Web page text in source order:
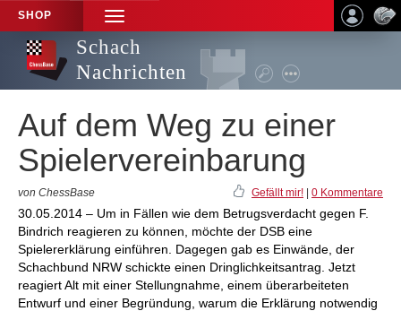
SHOP
TOGGLE
NAVIGATION
Schach
Nachrichten
Auf dem Weg zu einer
Spielervereinbarung
von ChessBase Gefällt mir! 0 Kommentare
30.05.2014 – Um in Fällen wie dem Betrugsverdacht gegen F.
Bindrich reagieren zu können, möchte der DSB eine
Spielererklärung einführen. Dagegen gab es Einwände, der
Schachbund NRW schickte einen Dringlichkeitsantrag. Jetzt
reagiert Alt mit einer Stellungnahme, einem überarbeiteten
Entwurf und einer Begründung, warum die Erklärung notwendig